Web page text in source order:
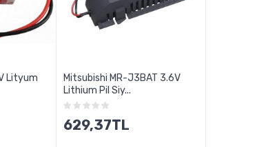
Lityum
Mitsubishi MR-J3BAT 3.6V
Lithium Pil Siy...
629,37TL